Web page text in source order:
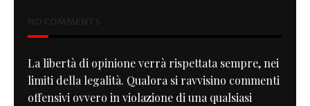
La libertà di opinione verrà rispettata sempre, nei
limiti della legalità. Qualora si ravvisino commenti
offensivi ovvero in violazione di una qualsiasi